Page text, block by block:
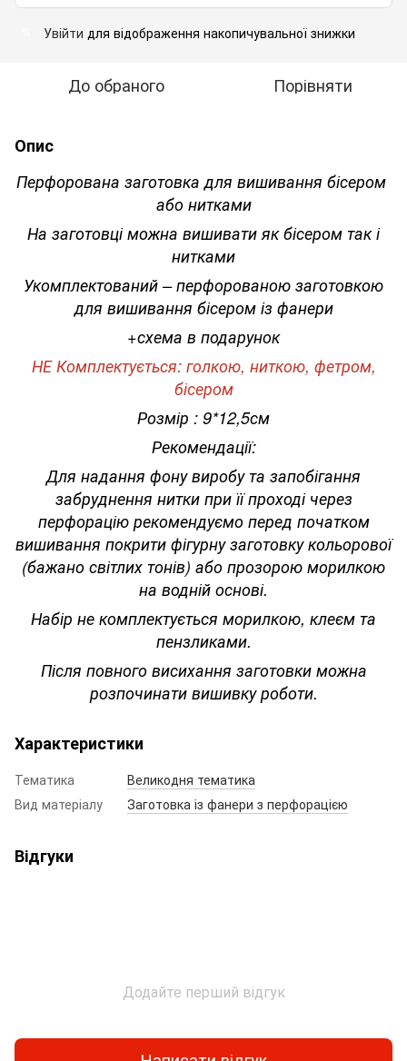
Увійти для відображення накопичувальної знижки
До обраного Порівняти
Опис
Перфорована заготовка для вишивання бісером
або нитками
На заготовці можна вишивати як бісером так і
нитками
Укомплектований – перфорованою заготовкою
для вишивання бісером із фанери
+схема в подарунок
НЕ Комплектується: голкою, ниткою, фетром,
бісером
Розмір : 9*12,5см
Рекомендації:
Для надання фону виробу та запобігання
забруднення нитки при її проході через
перфорацію рекомендуємо перед початком
вишивання покрити фігурну заготовку кольорової
(бажано світлих тонів) або прозорою морилкою
на водній основі.
Набір не комплектується морилкою, клеєм та
пензликами.
Після повного висихання заготовки можна
розпочинати вишивку роботи.
Характеристики
Тематика
Великодня тематика
Вид матеріалу
Заготовка із фанери з перфорацією
Відгуки
Додайте перший відгук